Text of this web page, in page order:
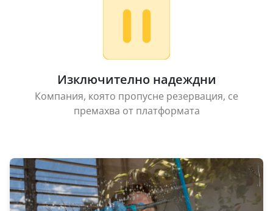
Изключително надеждни
Компания, която пропусне резервация, се
премахва от платформата